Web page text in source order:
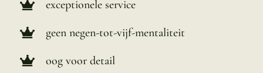
exceptionele service
geen negen-tot-vijf-mentaliteit
oog voor detail